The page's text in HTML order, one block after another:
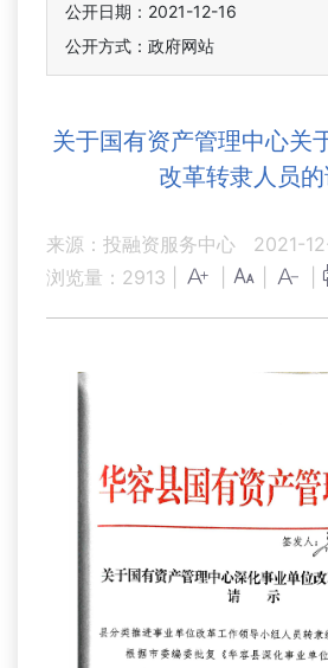
公开日期：2021-12-16
公开方式：政府网站
关于国有资产管理中心关
改革转隶人员
来源：投融资服务中心
2021-
浏览量： 2913